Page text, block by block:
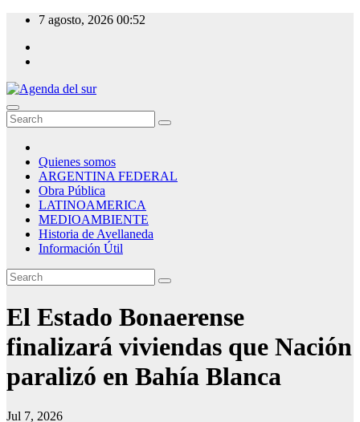
Skip
content
7 agosto, 2026 00:52
Agenda del sur
Quienes somos
ARGENTINA FEDERAL
Obra Pública
LATINOAMERICA
MEDIOAMBIENTE
Historia de Avellaneda
Información Útil
El Estado Bonaerense
finalizará viviendas que Nación
paralizó en Bahía Blanca
Jul 7, 2026